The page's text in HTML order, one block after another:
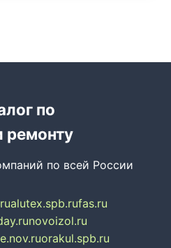
по
ремонту
по всей России
alutex.spb.rufas.ru
novoizol.ru
orakul.spb.ru